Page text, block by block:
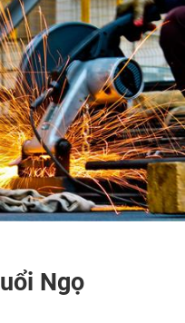
Ngọ